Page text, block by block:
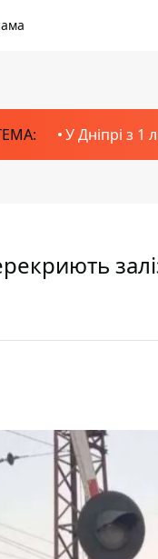
У Дніпрі з 1